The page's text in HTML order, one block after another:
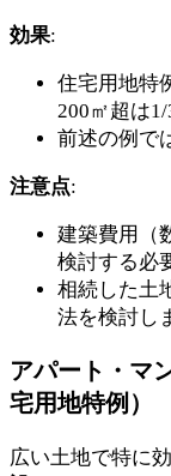
効果:
住宅用地特
200㎡超は
前述の例で
注意点:
建築費用（
検討する必
相続した土
法を検討し
アパート・マ
宅用地特例）
広い土地で特に